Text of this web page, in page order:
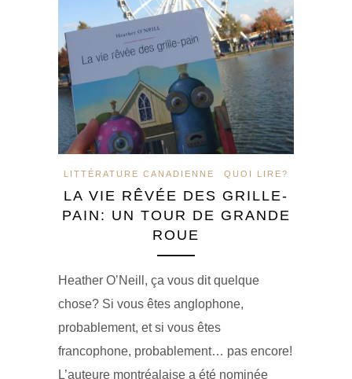
LITTÉRATURE CANADIENNE QUOI LIRE?
LA VIE RÊVÉE DES GRILLE-
PAIN: UN TOUR DE GRANDE
ROUE
Heather O’Neill, ça vous dit quelque
chose? Si vous êtes anglophone,
probablement, et si vous êtes
francophone, probablement… pas encore!
L’auteure montréalaise a été nominée